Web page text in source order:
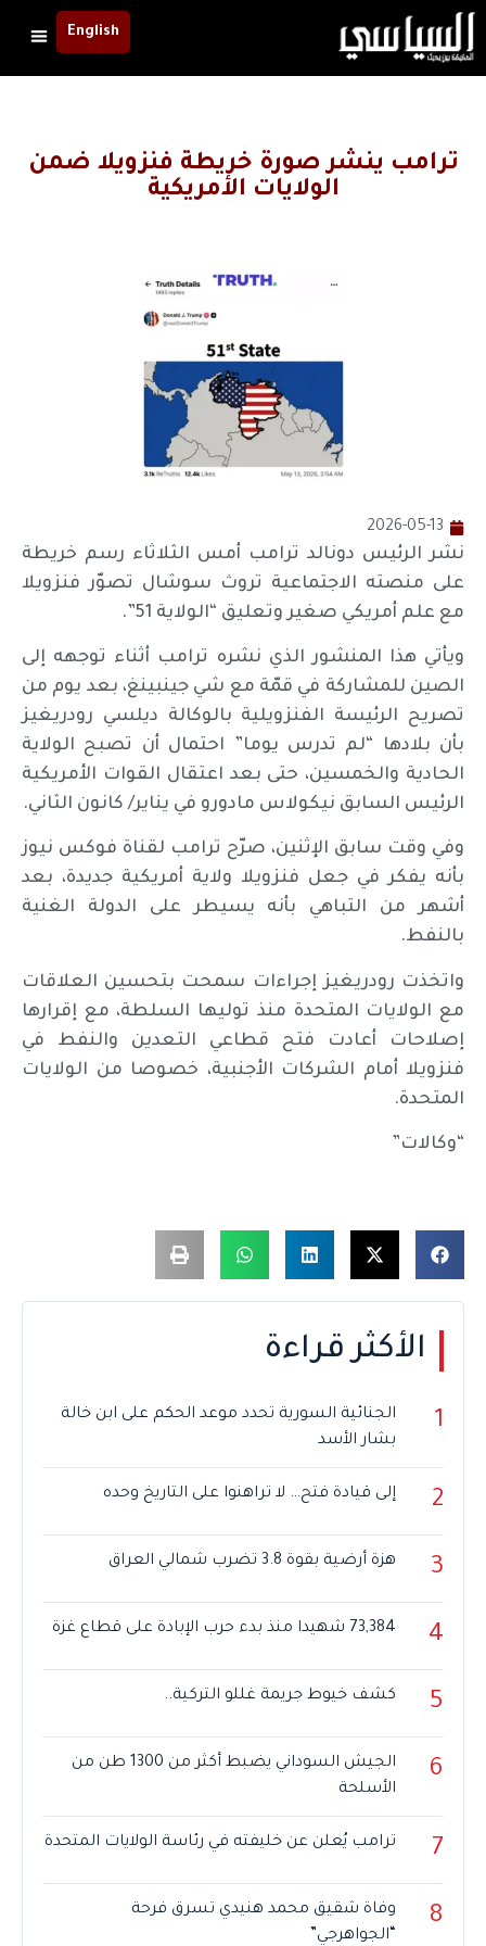
English
ترامب ينشر صورة خريطة فنزويلا ضمن
الولايات الأمريكية
2026-05-13
نشر الرئيس دونالد ترامب أمس الثلاثاء رسم خريطة
على منصته الاجتماعية تروث سوشال تصوّر فنزويلا
مع علم أمريكي صغير وتعليق “الولاية 51”.
ويأتي هذا المنشور الذي نشره ترامب أثناء توجهه إلى
الصين للمشاركة في قمّة مع شي جينبينغ، بعد يوم من
تصريح الرئيسة الفنزويلية بالوكالة ديلسي رودريغيز
بأن بلادها “لم تدرس يوما” احتمال أن تصبح الولاية
الحادية والخمسين، حتى بعد اعتقال القوات الأمريكية
الرئيس السابق نيكولاس مادورو في يناير/ كانون الثاني.
وفي وقت سابق الإثنين، صرّح ترامب لقناة فوكس نيوز
بأنه يفكر في جعل فنزويلا ولاية أمريكية جديدة، بعد
أشهر من التباهي بأنه يسيطر على الدولة الغنية
بالنفط.
واتخذت رودريغيز إجراءات سمحت بتحسين العلاقات
مع الولايات المتحدة منذ توليها السلطة، مع إقرارها
إصلاحات أعادت فتح قطاعي التعدين والنفط في
فنزويلا أمام الشركات الأجنبية، خصوصا من الولايات
المتحدة.
“وكالات”
الأكثر قراءة
1
الجنائية السورية تحدد موعد الحكم على ابن خالة
بشار الأسد
2 إلى قيادة فتح… لا تراهنوا على التاريخ وحده
3 هزة أرضية بقوة 3.8 تضرب شمالي العراق
4 73,384 شهيدا منذ بدء حرب الإبادة على قطاع غزة
5 كشف خيوط جريمة غللو التركية..
6
الجيش السوداني يضبط أكثر من 1300 طن من
الأسلحة
7 ترامب يُعلن عن خليفته في رئاسة الولايات المتحدة
8
وفاة شقيق محمد هنيدي تسرق فرحة
“الجواهرجي”